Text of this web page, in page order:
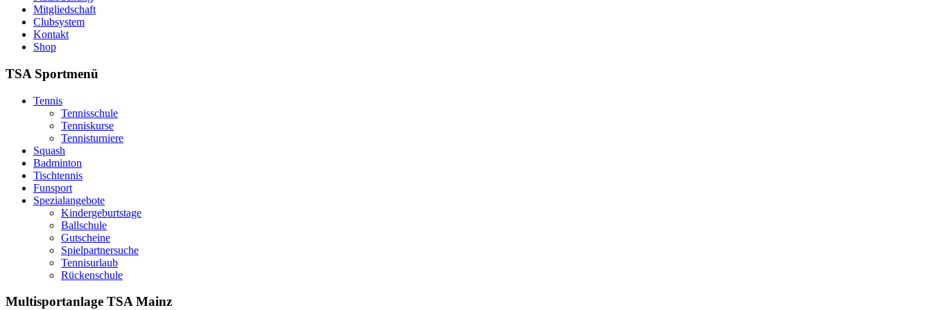
Mitgliedschaft
Clubsystem
Kontakt
Shop
TSA Sportmenü
Tennis
Tennisschule
Tenniskurse
Tennisturniere
Squash
Badminton
Tischtennis
Funsport
Spezialangebote
Kindergeburtstage
Ballschule
Gutscheine
Spielpartnersuche
Tennisurlaub
Rückenschule
Multisportanlage TSA Mainz